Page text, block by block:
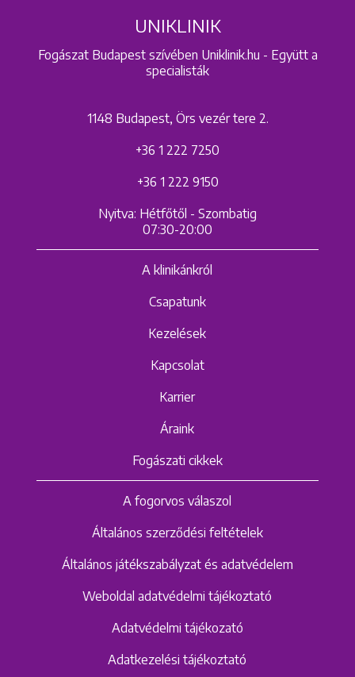
UNIKLINIK
Fogászat Budapest szívében Uniklinik.hu - Együtt a
specialisták
1148 Budapest, Örs vezér tere 2.
+36 1 222 7250
+36 1 222 9150
Nyitva: Hétfőtől - Szombatig
07:30-20:00
A klinikánkról
Csapatunk
Kezelések
Kapcsolat
Karrier
Áraink
Fogászati cikkek
A fogorvos válaszol
Általános szerződési feltételek
Általános játékszabályzat és adatvédelem
Weboldal adatvédelmi tájékoztató
Adatvédelmi tájékozató
Adatkezelési tájékoztató